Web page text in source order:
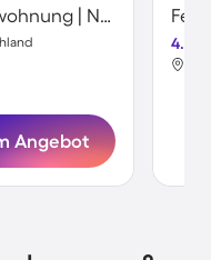
Familienfreundliche Ferienwohnung | Neben dem Strand | Haustiere sind willkommen
Angebot
4.5